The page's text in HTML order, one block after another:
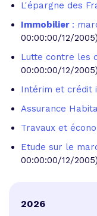
L'épargne des
Immobilier :
00:00:00/12/2005)
Lutte contre les
00:00:00/12/2005)
Intérim et crédit
Assurance
Travaux et
Etude sur le
00:00:00/12/2005)
2026